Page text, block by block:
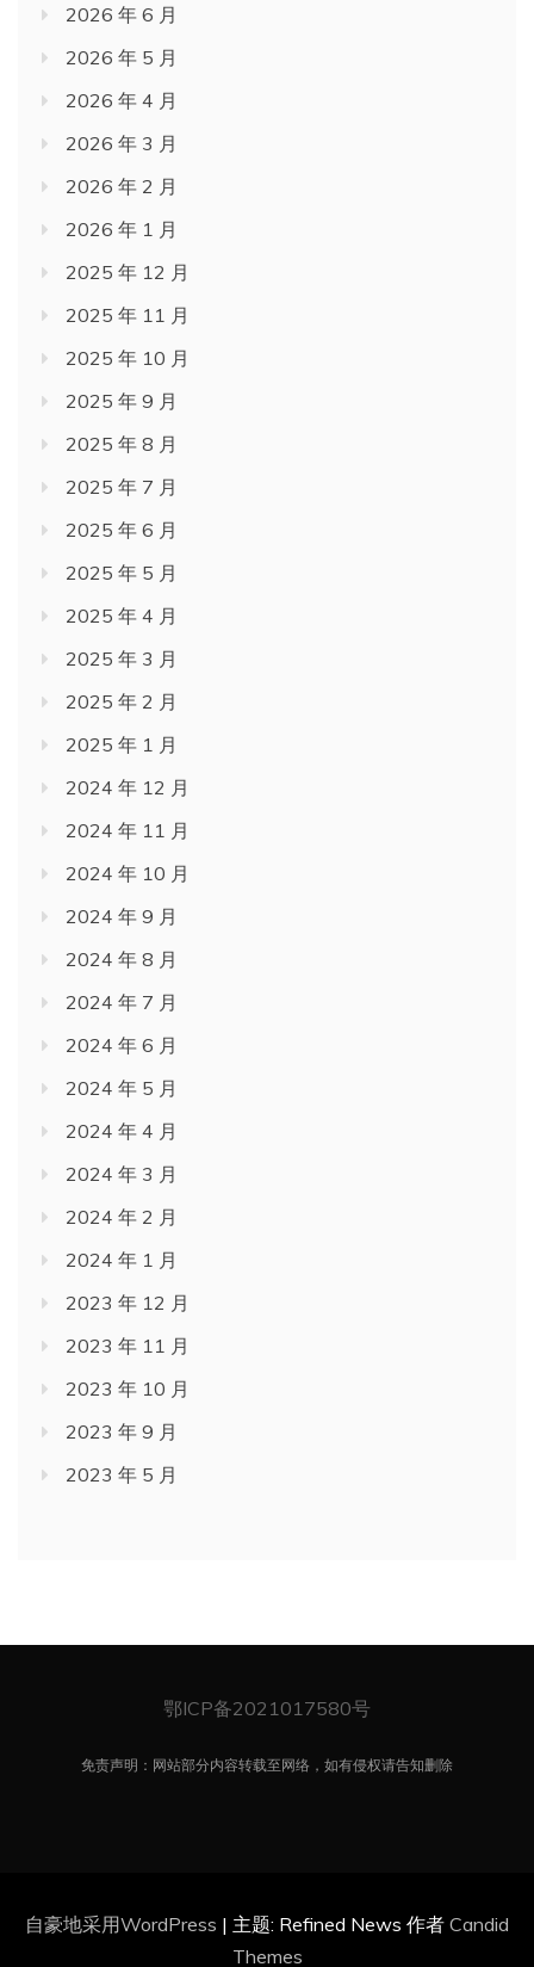
2026 年 6 月
2026 年 5 月
2026 年 4 月
2026 年 3 月
2026 年 2 月
2026 年 1 月
2025 年 12 月
2025 年 11 月
2025 年 10 月
2025 年 9 月
2025 年 8 月
2025 年 7 月
2025 年 6 月
2025 年 5 月
2025 年 4 月
2025 年 3 月
2025 年 2 月
2025 年 1 月
2024 年 12 月
2024 年 11 月
2024 年 10 月
2024 年 9 月
2024 年 8 月
2024 年 7 月
2024 年 6 月
2024 年 5 月
2024 年 4 月
2024 年 3 月
2024 年 2 月
2024 年 1 月
2023 年 12 月
2023 年 11 月
2023 年 10 月
2023 年 9 月
2023 年 5 月
鄂ICP备2021017580号
免责声明：网站部分内容转载至网络，如有侵权请告知删除
自豪地采用WordPress | 主题: Refined News 作者 Candid
Themes